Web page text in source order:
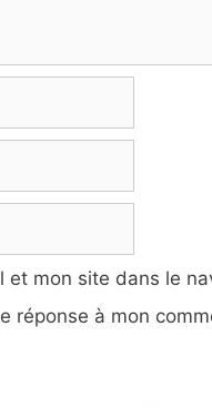
et mon site dans le
réponse à mon